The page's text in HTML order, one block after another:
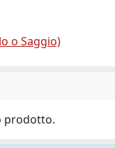
o Saggio)
prodotto.